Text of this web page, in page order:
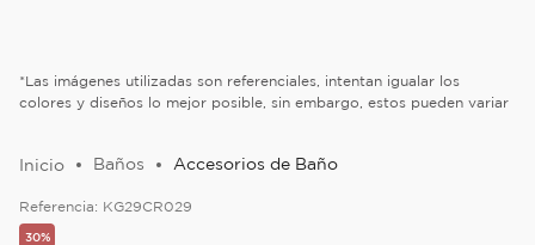
*Las imágenes utilizadas son referenciales, intentan igualar los
colores y diseños lo mejor posible, sin embargo, estos pueden variar
Baños Accesorios de Baño
Referencia: KG29CR029
30%